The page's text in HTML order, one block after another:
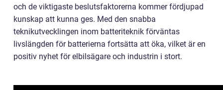
och de viktigaste beslutsfaktorerna kommer fördjupad
kunskap att kunna ges. Med den snabba
teknikutvecklingen inom batteriteknik förväntas
livslängden för batterierna fortsätta att öka, vilket är en
positiv nyhet för elbilsägare och industrin i stort.